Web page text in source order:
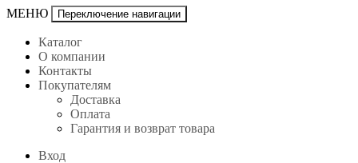
МЕНЮ Переключение навигации
Каталог
О компании
Контакты
Покупателям
Доставка
Оплата
Гарантия и возврат товара
Вход